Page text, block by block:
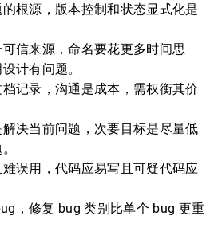
根源，版本控制和状态显式化是
信来源，命名要花更多时间思
计有问题。
记录，沟通是成本，需权衡其价
决当前问题，次要目标是尽量低
误用，代码应易写且可疑代码应
，修复 bug 类别比单个 bug 更重